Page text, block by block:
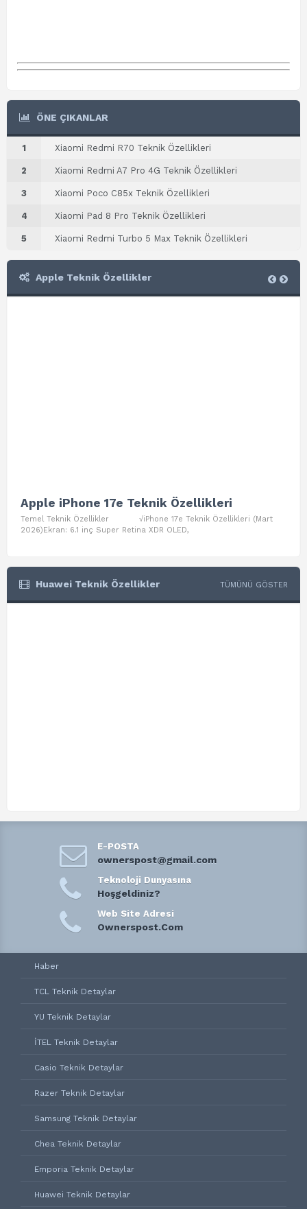
ÖNE ÇIKANLAR
1 Xiaomi Redmi R70 Teknik Özellikleri
2 Xiaomi Redmi A7 Pro 4G Teknik Özellikleri
3 Xiaomi Poco C85x Teknik Özellikleri
4 Xiaomi Pad 8 Pro Teknik Özellikleri
5 Xiaomi Redmi Turbo 5 Max Teknik Özellikleri
Apple Teknik Özellikler
Apple iPhone 17e Teknik Özellikleri
Temel Teknik Özellikler √iPhone 17e Teknik Özellikleri (Mart
2026)Ekran: 6.1 inç Super Retina XDR OLED,
Huawei Teknik Özellikler TÜMÜNÜ GÖSTER
E-POSTA
ownerspost@gmail.com
Teknoloji Dunyasına
Hoşgeldiniz?
Web Site Adresi
Ownerspost.Com
Haber
TCL Teknik Detaylar
YU Teknik Detaylar
İTEL Teknik Detaylar
Casio Teknik Detaylar
Razer Teknik Detaylar
Samsung Teknik Detaylar
Chea Teknik Detaylar
Emporia Teknik Detaylar
Huawei Teknik Detaylar